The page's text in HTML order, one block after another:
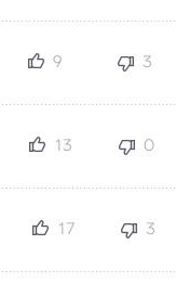
9 3
13 0
17 3